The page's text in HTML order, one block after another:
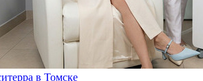
в Томске